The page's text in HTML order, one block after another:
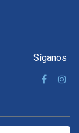
Síganos